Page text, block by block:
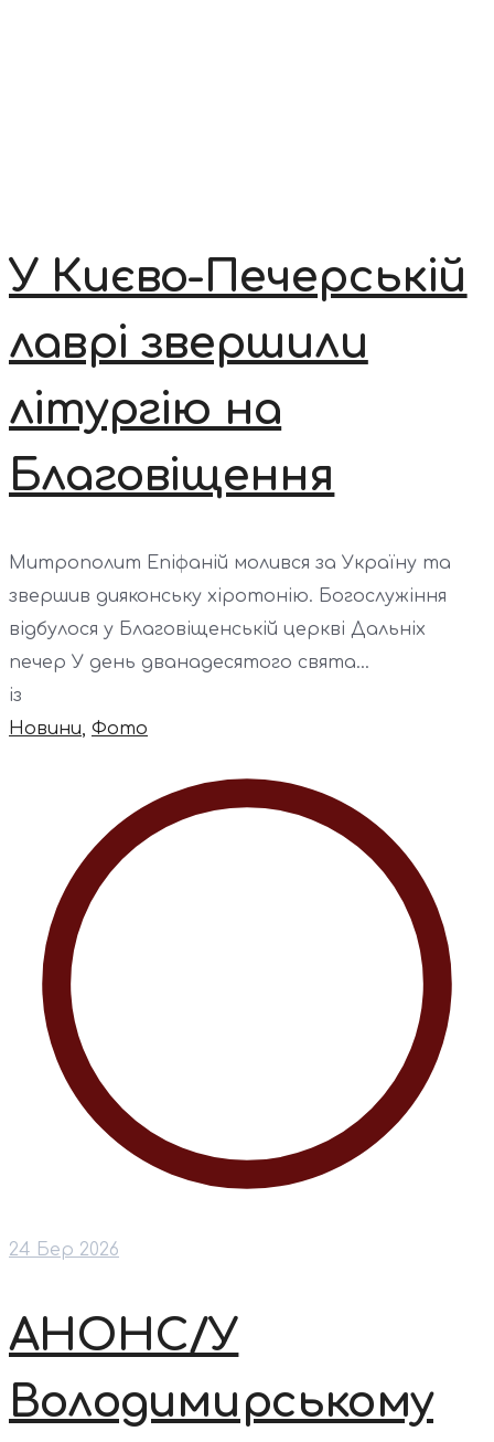
У Києво-Печерській
лаврі звершили
літургію на
Благовіщення
Митрополит Епіфаній молився за Україну та
звершив дияконську хіротонію. Богослужіння
відбулося у Благовіщенській церкві Дальніх
печер У день дванадесятого свята...
із
Новини Фото
24 Бер 2026
АНОНС/У
Володимирському